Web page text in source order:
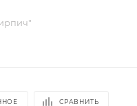
СРАВНИТЬ